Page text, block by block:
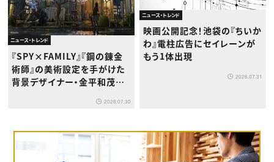
ニュース・トレンド
『SPY×FAMILY』『鋼の錬金
術師』の美術設定を手がけた
背景デザイナー・金平和茂氏
2026.07.30
ニュース・トレンド
映画公開記念！池袋の『ちいか
わ』電柱広告にセイレーンが
もう1体出現
2026.07.31